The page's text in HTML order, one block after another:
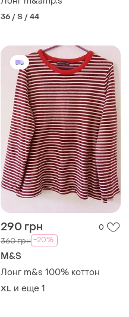
36 / S / 44
290 грн 0
360 грн -20%
M&S
Лонг m&s 100% коттон
XL и еще 1